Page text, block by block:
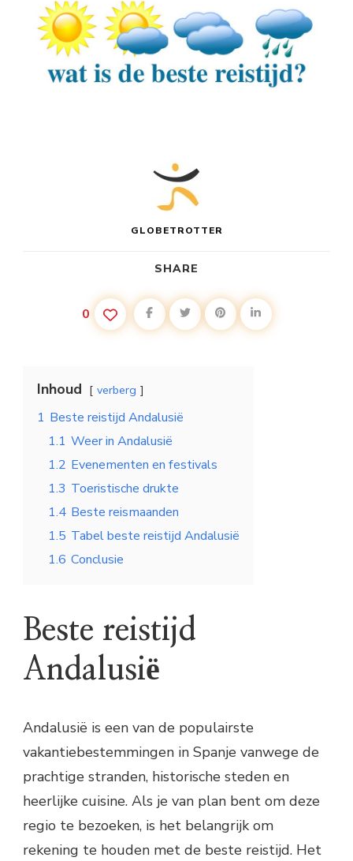
GLOBETROTTER
SHARE
0
Inhoud verberg
1 Beste reistijd Andalusië
1.1 Weer in Andalusië
1.2 Evenementen en festivals
1.3 Toeristische drukte
1.4 Beste reismaanden
1.5 Tabel beste reistijd Andalusië
1.6 Conclusie
Beste reistijd
Andalusië
Andalusië is een van de populairste
vakantiebestemmingen in Spanje vanwege de
prachtige stranden, historische steden en
heerlijke cuisine. Als je van plan bent om deze
regio te bezoeken, is het belangrijk om
rekening te houden met de beste reistijd. Het